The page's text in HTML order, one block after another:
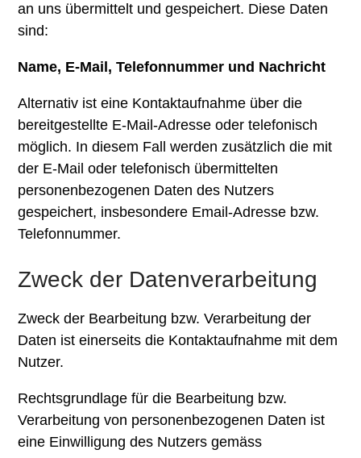
an uns übermittelt und gespeichert. Diese Daten
sind:
Name, E-Mail, Telefonnummer und Nachricht
Alternativ ist eine Kontaktaufnahme über die
bereitgestellte E-Mail-Adresse oder telefonisch
möglich. In diesem Fall werden zusätzlich die mit
der E-Mail oder telefonisch übermittelten
personenbezogenen Daten des Nutzers
gespeichert, insbesondere Email-Adresse bzw.
Telefonnummer.
Zweck der Datenverarbeitung
Zweck der Bearbeitung bzw. Verarbeitung der
Daten ist einerseits die Kontaktaufnahme mit dem
Nutzer.
Rechtsgrundlage für die Bearbeitung bzw.
Verarbeitung von personenbezogenen Daten ist
eine Einwilligung des Nutzers gemäss